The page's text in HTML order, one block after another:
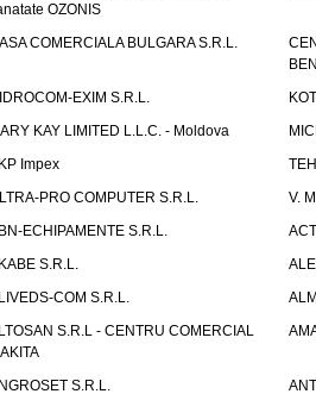
OZONIS
COMERCIALA BULGARA S.R.L.
EXIM S.R.L.
KAY LIMITED L.L.C. - Moldova
Impex
PRO COMPUTER S.R.L.
V.
ECHIPAMENTE S.R.L.
S.R.L.
COM S.R.L.
S.R.L - CENTRU COMERCIAL
S.R.L.